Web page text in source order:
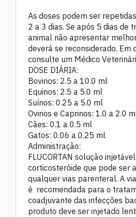
As doses podem ser
2 a 3 dias. Se após 5 dias de
animal não apresentar
deverá se reconsiderado. Em
consulte um Médico
DOSE DIÁRIA:
Bovinos: 2.5 a 10.0 ml
Equinos: 2.5 a 5.0 ml
Suínos: 0.25 a 5.0 ml
Ovinos e Caprinos: 1.0 a 2.0
Cães: 0.1 a 0.5 ml
Gatos: 0.06 a 0.25 ml
Administração:
FLUCORTAN solução
corticosteróide que pode ser
qualquer vias parenteral. A
é recomendada para o
coadjuvante das infecções
produto deve ser injetado